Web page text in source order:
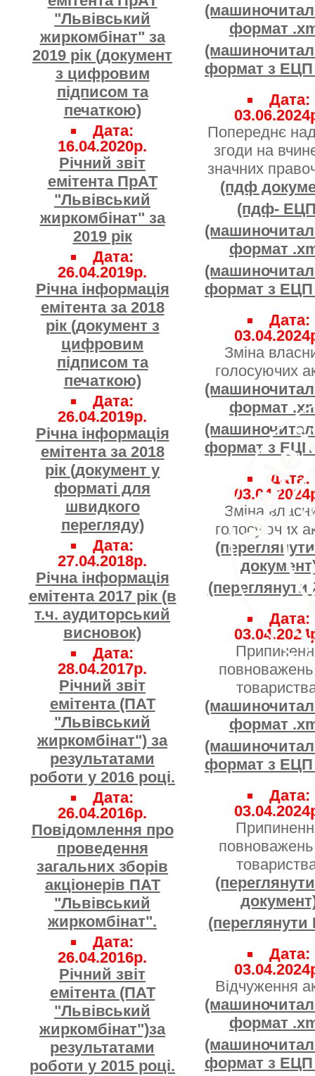
"Львівський
жиркомбінат" за
2019 рік (документ
з цифровим
підписом та
печаткою)
Дата:
16.04.2020р.
Річний звіт
емітента ПрАТ
"Львівський
жиркомбінат" за
2019 рік
Дата:
26.04.2019р.
Річна інформація
емітента за 2018
рік (документ з
цифровим
підписом та
печаткою)
Дата:
26.04.2019р.
Річна інформація
емітента за 2018
рік (документ у
форматі для
швидкого
перегляду)
Дата:
27.04.2018р.
Річна інформація
емітента 2017 рік (в
т.ч. аудиторський
висновок)
Дата:
28.04.2017р.
Річний звіт
емітента (ПАТ
"Львівський
жиркомбінат") за
результатами
роботи у 2016 році.
Дата:
26.04.2016р.
Повідомлення про
проведення
загальних зборів
акціонерів ПАТ
"Львівський
жиркомбінат".
Дата:
26.04.2016р.
Річний звіт
емітента (ПАТ
"Львівський
жиркомбінат")за
результатами
роботи у 2015 році.
формат
формат з ЕЦП
Дата:
Попереднє
згоди на
значних
(пдф
(пдф-
формат
формат з ЕЦП
Дата:
Зміна
голосуючих
формат
формат з ЕЦП
Дата:
Зміна
голосуючих
Дата:
формат
формат з ЕЦП
Дата:
Дата:
Відчуження
формат
формат з ЕЦП